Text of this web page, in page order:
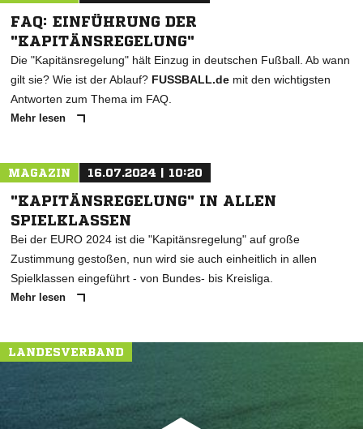
FAQ: EINFÜHRUNG DER
"KAPITÄNSREGELUNG"
Die "Kapitänsregelung" hält Einzug in deutschen Fußball. Ab wann
gilt sie? Wie ist der Ablauf? FUSSBALL.de mit den wichtigsten
Antworten zum Thema im FAQ.
Mehr lesen
MAGAZIN 16.07.2024 | 10:20
"KAPITÄNSREGELUNG" IN ALLEN
SPIELKLASSEN
Bei der EURO 2024 ist die "Kapitänsregelung" auf große
Zustimmung gestoßen, nun wird sie auch einheitlich in allen
Spielklassen eingeführt - von Bundes- bis Kreisliga.
Mehr lesen
LANDESVERBAND